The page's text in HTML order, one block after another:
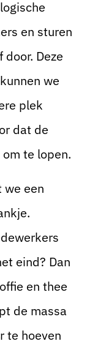
en sturen
Deze
we
plek
dat de
te lopen.
we een
eind? Dan
en thee
de massa
te hoeven